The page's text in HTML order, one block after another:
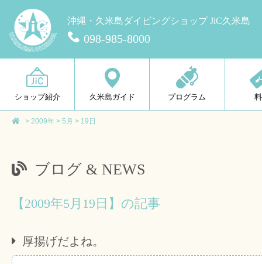
沖縄・久米島ダイビングショップ JiC久米島
098-985-8000
ショップ紹介 久米島ガイド プログラム
> 2009年 > 5月 > 19日
ブログ & NEWS
【2009年5月19日】の記事
厚揚げだよね。